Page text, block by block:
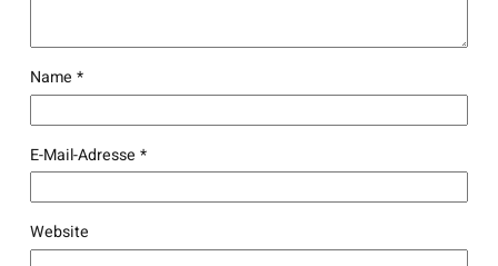
Name *
E-Mail-Adresse *
Website